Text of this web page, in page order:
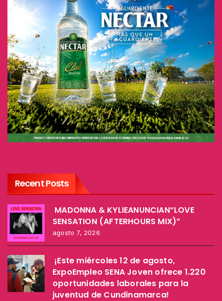
Recent Posts
MADONNA & KYLIEANUNCIAN“LOVE
SENSATION (AFTERHOURS MIX)”
agosto 7, 2026
¡Este miércoles 12 de agosto,
ExpoEmpleo SENA Joven ofrece 1.220
oportunidades laborales para la
juventud de Cundinamarca!